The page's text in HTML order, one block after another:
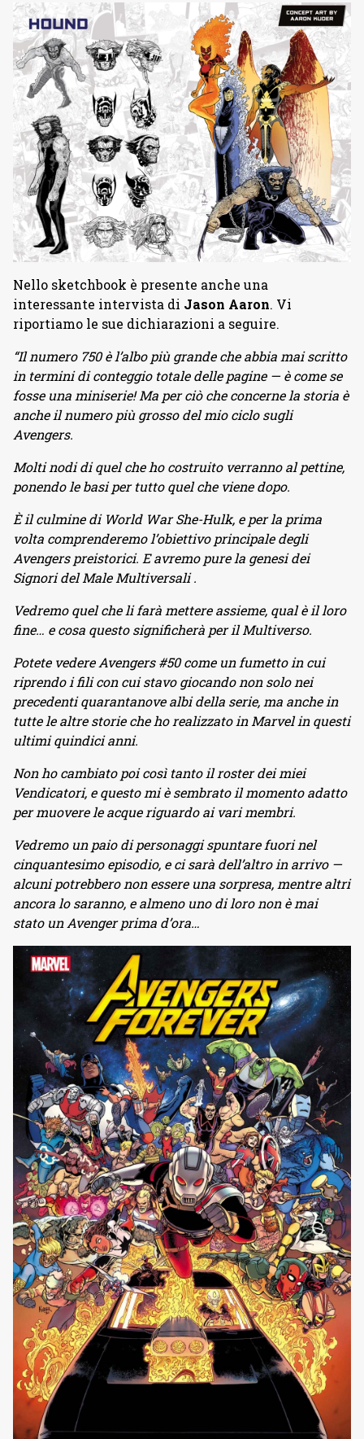
Nello sketchbook è presente anche una
interessante intervista di Jason Aaron. Vi
riportiamo le sue dichiarazioni a seguire.
“Il numero 750 è l’albo più grande che abbia mai scritto
in termini di conteggio totale delle pagine — è come se
fosse una miniserie! Ma per ciò che concerne la storia è
anche il numero più grosso del mio ciclo sugli
Avengers.
Molti nodi di quel che ho costruito verranno al pettine,
ponendo le basi per tutto quel che viene dopo.
È il culmine di World War She-Hulk, e per la prima
volta comprenderemo l’obiettivo principale degli
Avengers preistorici. E avremo pure la genesi dei
Signori del Male Multiversali .
Vedremo quel che li farà mettere assieme, qual è il loro
fine… e cosa questo significherà per il Multiverso.
Potete vedere Avengers #50 come un fumetto in cui
riprendo i fili con cui stavo giocando non solo nei
precedenti quarantanove albi della serie, ma anche in
tutte le altre storie che ho realizzato in Marvel in questi
ultimi quindici anni.
Non ho cambiato poi così tanto il roster dei miei
Vendicatori, e questo mi è sembrato il momento adatto
per muovere le acque riguardo ai vari membri.
Vedremo un paio di personaggi spuntare fuori nel
cinquantesimo episodio, e ci sarà dell’altro in arrivo —
alcuni potrebbero non essere una sorpresa, mentre altri
ancora lo saranno, e almeno uno di loro non è mai
stato un Avenger prima d’ora…